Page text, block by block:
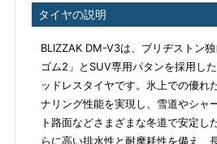
タイヤの説明
BLIZZAK DM-V3は、ブリヂストン
ゴム2」とSUV専用パタンを採用し
ッドレスタイヤです。氷上での優れ
ナリング性能を実現し、雪道やシャ
ト路面などさまざまな冬道で安定し
らに高い排水性と耐摩耗性を備え、